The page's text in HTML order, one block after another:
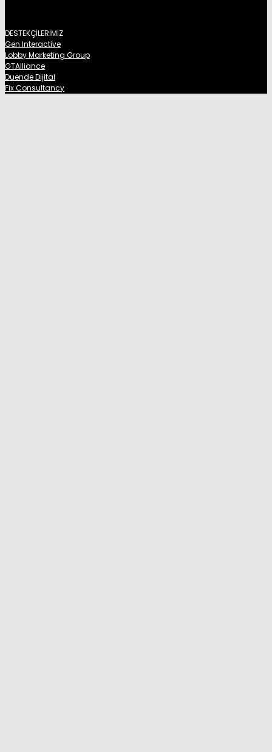
DESTEKÇİLERİMİZ
Gen Interactive
Lobby Marketing Group
GTAlliance
Duende Dijital
Fix Consultancy